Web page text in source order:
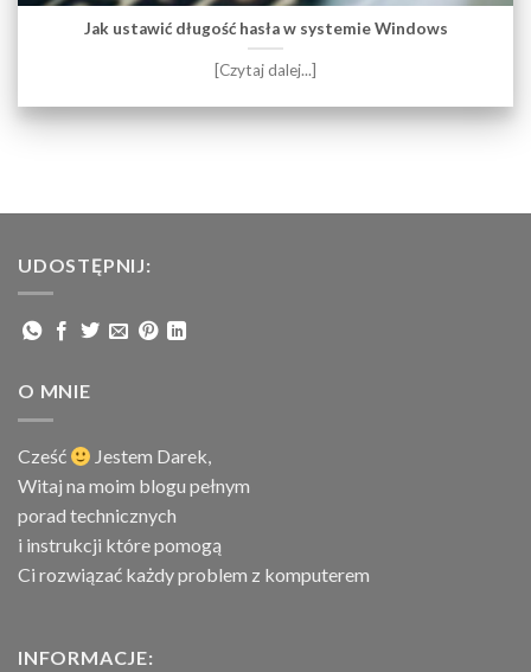
Jak ustawić długość hasła w systemie Windows
[Czytaj dalej...]
UDOSTĘPNIJ:
O MNIE
Cześć Jestem Darek,
Witaj na moim blogu pełnym
porad technicznych
i instrukcji które pomogą
Ci rozwiązać każdy problem z komputerem
INFORMACJE: